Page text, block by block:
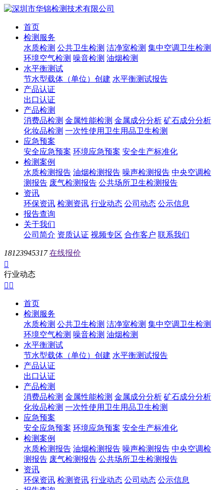
首页
检测服务
水质检测 公共卫生检测 洁净室检测 集中空调卫生检测
环境空气检测 噪音检测 油烟检测
水平衡测试
节水型载体（单位）创建 水平衡测试报告
产品认证
出口认证
产品检测
消费品检测 金属性能检测 金属成分分析 矿石成分分析
化妆品检测 一次性使用卫生用品卫生检测
应急预案
安全应急预案 环境应急预案 安全生产标准化
检测案例
水质检测报告 油烟检测报告 噪声检测报告 中央空调检
测报告 废气检测报告 公共场所卫生检测报告
资讯
环保资讯 检测资讯 行业动态 公司动态 公示信息
报告查询
关于我们
公司简介 资质认证 视频专区 合作客户 联系我们
18123945317 在线报价

行业动态
 
首页
检测服务
水质检测 公共卫生检测 洁净室检测 集中空调卫生检测
环境空气检测 噪音检测 油烟检测
水平衡测试
节水型载体（单位）创建 水平衡测试报告
产品认证
出口认证
产品检测
消费品检测 金属性能检测 金属成分分析 矿石成分分析
化妆品检测 一次性使用卫生用品卫生检测
应急预案
安全应急预案 环境应急预案 安全生产标准化
检测案例
水质检测报告 油烟检测报告 噪声检测报告 中央空调检
测报告 废气检测报告 公共场所卫生检测报告
资讯
环保资讯 检测资讯 行业动态 公司动态 公示信息